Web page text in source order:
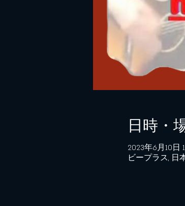
日時・
2023年6月10日
ビープラス, 日